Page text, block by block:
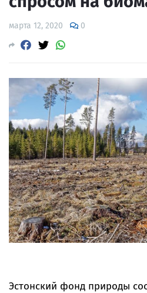
марта 12, 2020 0
Эстонский фонд природы